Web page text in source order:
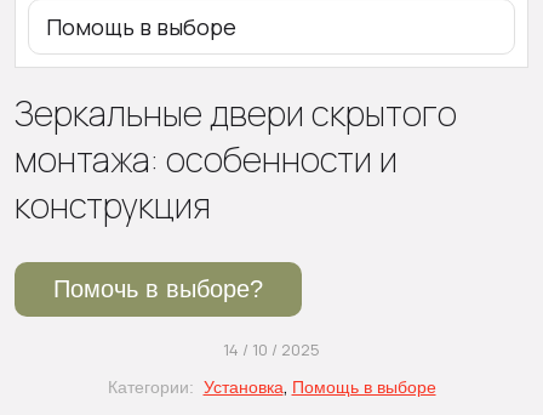
Помощь в выборе
Зеркальные двери скрытого
монтажа: особенности и
конструкция
Помочь в выборе?
14 / 10 / 2025
Категории: Установка, Помощь в выборе